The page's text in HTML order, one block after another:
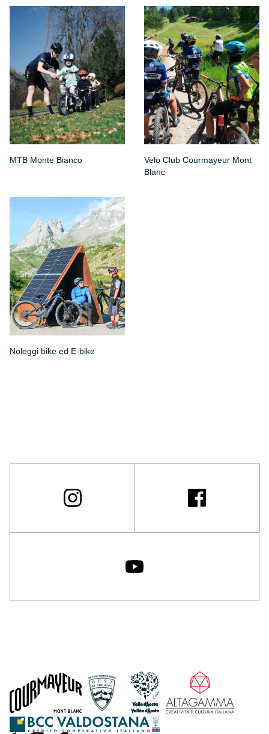
MTB Monte Bianco
Velo Club Courmayeur Mont
Blanc
Noleggi bike ed E-bike